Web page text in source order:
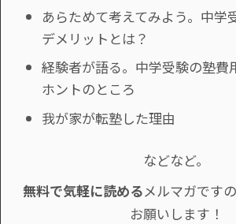
あらためて考えてみよう。中学
デメリットとは？
経験者が語る。中学受験の塾費
ホントのところ
我が家が転塾した理由
などなど。
無料で気軽に読めるメルマガです
お願いします！